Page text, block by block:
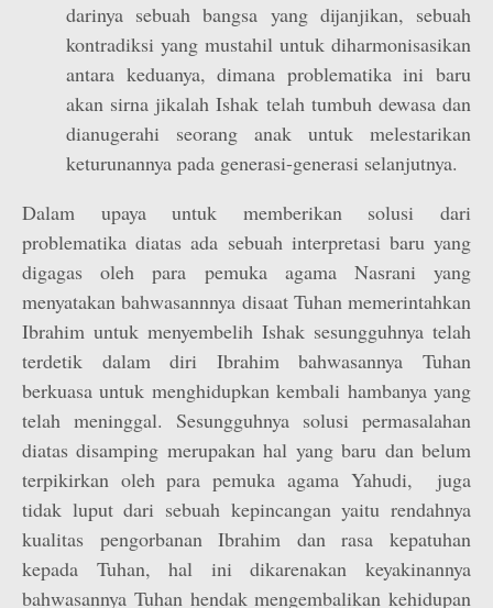
darinya sebuah bangsa yang dijanjikan, sebuah
kontradiksi yang mustahil untuk diharmonisasikan
antara keduanya, dimana problematika ini baru
akan sirna jikalah Ishak telah tumbuh dewasa dan
dianugerahi seorang anak untuk melestarikan
keturunannya pada generasi-generasi selanjutnya.
Dalam upaya untuk memberikan solusi dari
problematika diatas ada sebuah interpretasi baru yang
digagas oleh para pemuka agama Nasrani yang
menyatakan bahwasannnya disaat Tuhan memerintahkan
Ibrahim untuk menyembelih Ishak sesungguhnya telah
terdetik dalam diri Ibrahim bahwasannya Tuhan
berkuasa untuk menghidupkan kembali hambanya yang
telah meninggal. Sesungguhnya solusi permasalahan
diatas disamping merupakan hal yang baru dan belum
terpikirkan oleh para pemuka agama Yahudi, juga
tidak luput dari sebuah kepincangan yaitu rendahnya
kualitas pengorbanan Ibrahim dan rasa kepatuhan
kepada Tuhan, hal ini dikarenakan keyakinannya
bahwasannya Tuhan hendak mengembalikan kehidupan